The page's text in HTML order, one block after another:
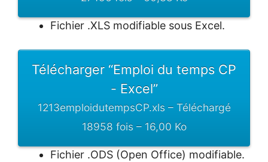
Fichier .XLS modifiable sous Excel.
Télécharger “Emploi du temps CP
- Excel”
1213emploidutempsCP.xls – Téléchargé
18958 fois – 16,00 Ko
Fichier .ODS (Open Office) modifiable.